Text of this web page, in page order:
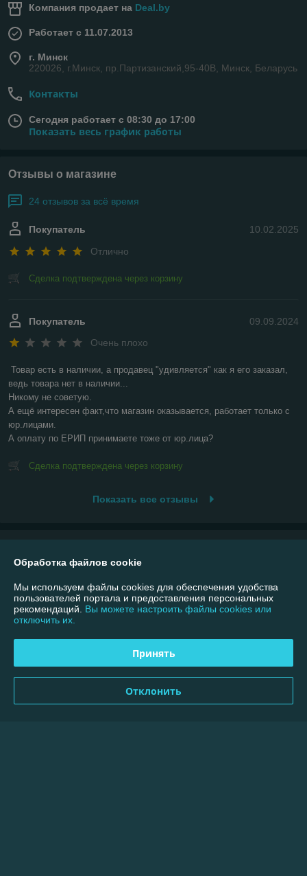
Компания продает на Deal.by
Работает с 11.07.2013
г. Минск
220026, г.Минск, пр.Партизанский,95-40В, Минск, Беларусь
Контакты
Сегодня работает с 08:30 до 17:00
Показать весь график работы
Отзывы о магазине
24 отзывов за всё время
10.02.2025
Покупатель
Отлично
Сделка подтверждена через корзину
09.09.2024
Покупатель
Очень плохо
Товар есть в наличии, а продавец "удивляется" как я его заказал,
ведь товара нет в наличии...
Никому не советую.
А ещё интересен факт,что магазин оказывается, работает только с
юр.лицами.
А оплату по ЕРИП принимаете тоже от юр.лица?
Сделка подтверждена через корзину
Показать все отзывы
Доставка и оплата
График работы
Полная версия сайта
Политика обработки cookies
Обработка файлов cookie
Мы используем файлы cookies для обеспечения удобства
пользователей портала и предоставления персональных
рекомендаций. Вы можете настроить файлы cookies или
отключить их.
Принять
Отклонить